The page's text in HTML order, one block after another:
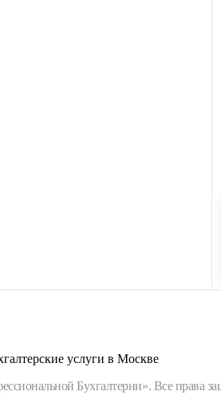
Бухгалтерии». Все права